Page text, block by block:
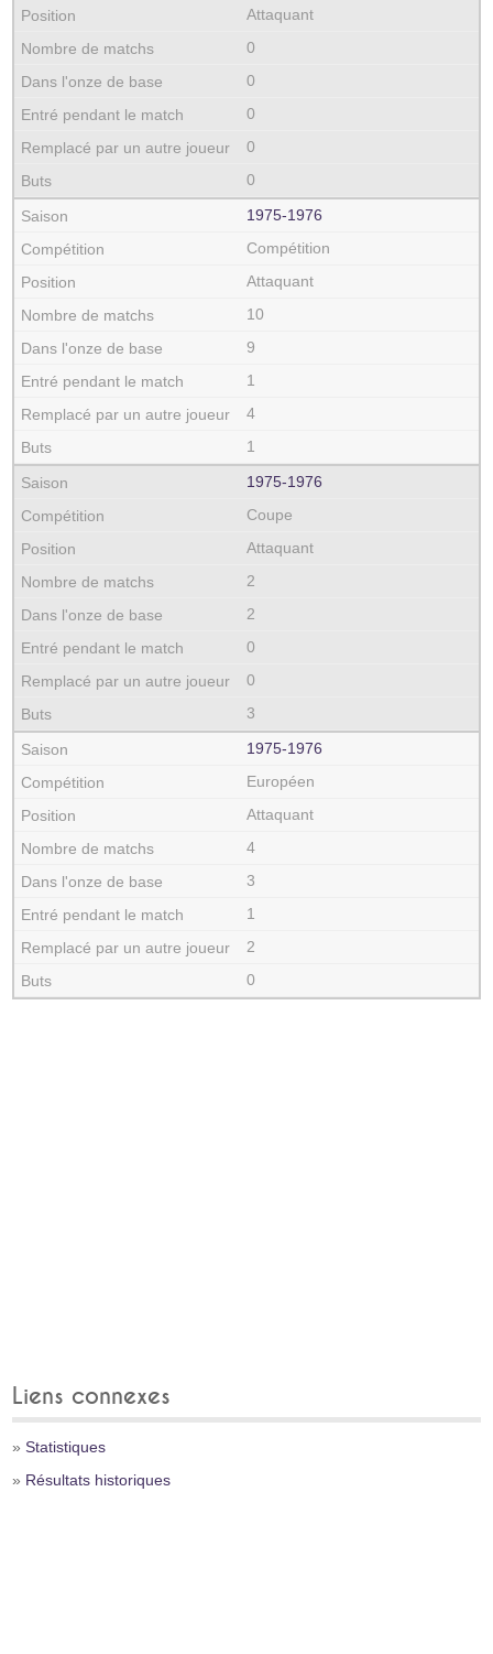
Attaquant
0
0
0
0
0
1975‑1976
Compétition
Attaquant
10
9
1
4
1
1975‑1976
Coupe
Attaquant
2
2
0
0
3
1975‑1976
Européen
Attaquant
4
3
1
2
0
Liens connexes
»Statistiques
» Résultats historiques